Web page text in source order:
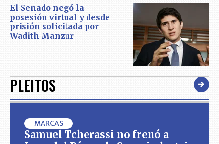
El Senado negó la
posesión virtual y desde
prisión solicitada por
Wadith Manzur
PLEITOS
MARCAS
Samuel Tcherassi no frenó a